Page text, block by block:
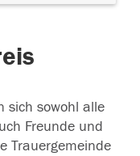
sich sowohl alle
Freunde und
Trauergemeinde